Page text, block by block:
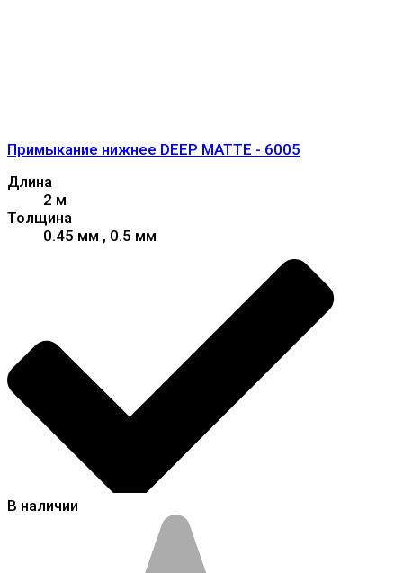
Примыкание нижнее DEEP MATTE - 6005
Длина
2 м
Толщина
0.45 мм , 0.5 мм
В наличии